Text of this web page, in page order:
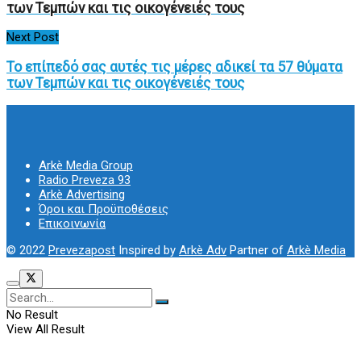
των Τεμπών και τις οικογένειές τους
Next Post
Το επίπεδό σας αυτές τις μέρες αδικεί τα 57 θύματα
των Τεμπών και τις οικογένειές τους
Arkè Media Group
Radio Preveza 93
Arkè Advertising
Όροι και Προϋποθέσεις
Επικοινωνία
© 2022 Prevezapost Inspired by Arkè Adv Partner of Arkè Media
No Result
View All Result